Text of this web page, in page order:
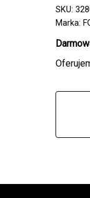
rękawów
FOX
LADY
HEAD
BLACK/
SKU:
Marka: